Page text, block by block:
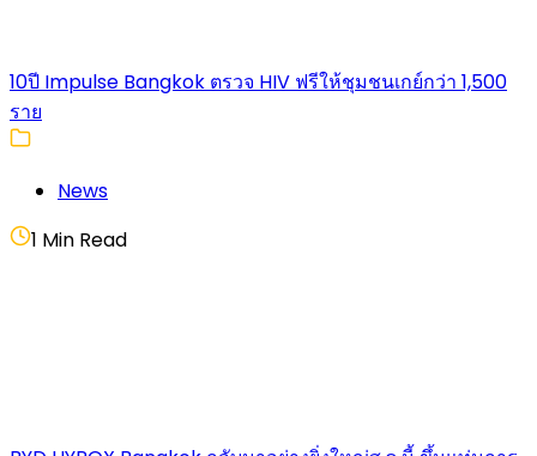
10ปี Impulse Bangkok ตรวจ HIV ฟรีให้ชุมชนเกย์กว่า 1,500
ราย
News
1 Min Read